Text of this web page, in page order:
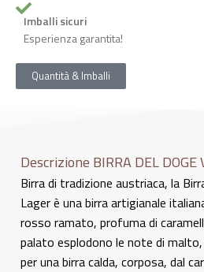
Imballi sicuri
Esperienza garantita!
Quantità & Imballi
Descrizione BIRRA DEL DOGE
Birra di tradizione austriaca, la
Lager è una birra artigianale
rosso ramato, profuma di
palato esplodono le note di
per una birra calda, corposa, dal